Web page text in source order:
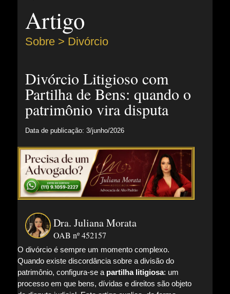
Artigo
Sobre > Divórcio
Divórcio Litigioso com
Partilha de Bens: quando o
patrimônio vira disputa
Data de publicação: 3/junho/2026
Dra. Juliana Morata
OAB nº 452157
O divórcio é sempre um momento complexo.
Quando existe discordância sobre a divisão do
patrimônio, configura-se a partilha litigiosa: um
processo em que bens, dívidas e direitos são objeto